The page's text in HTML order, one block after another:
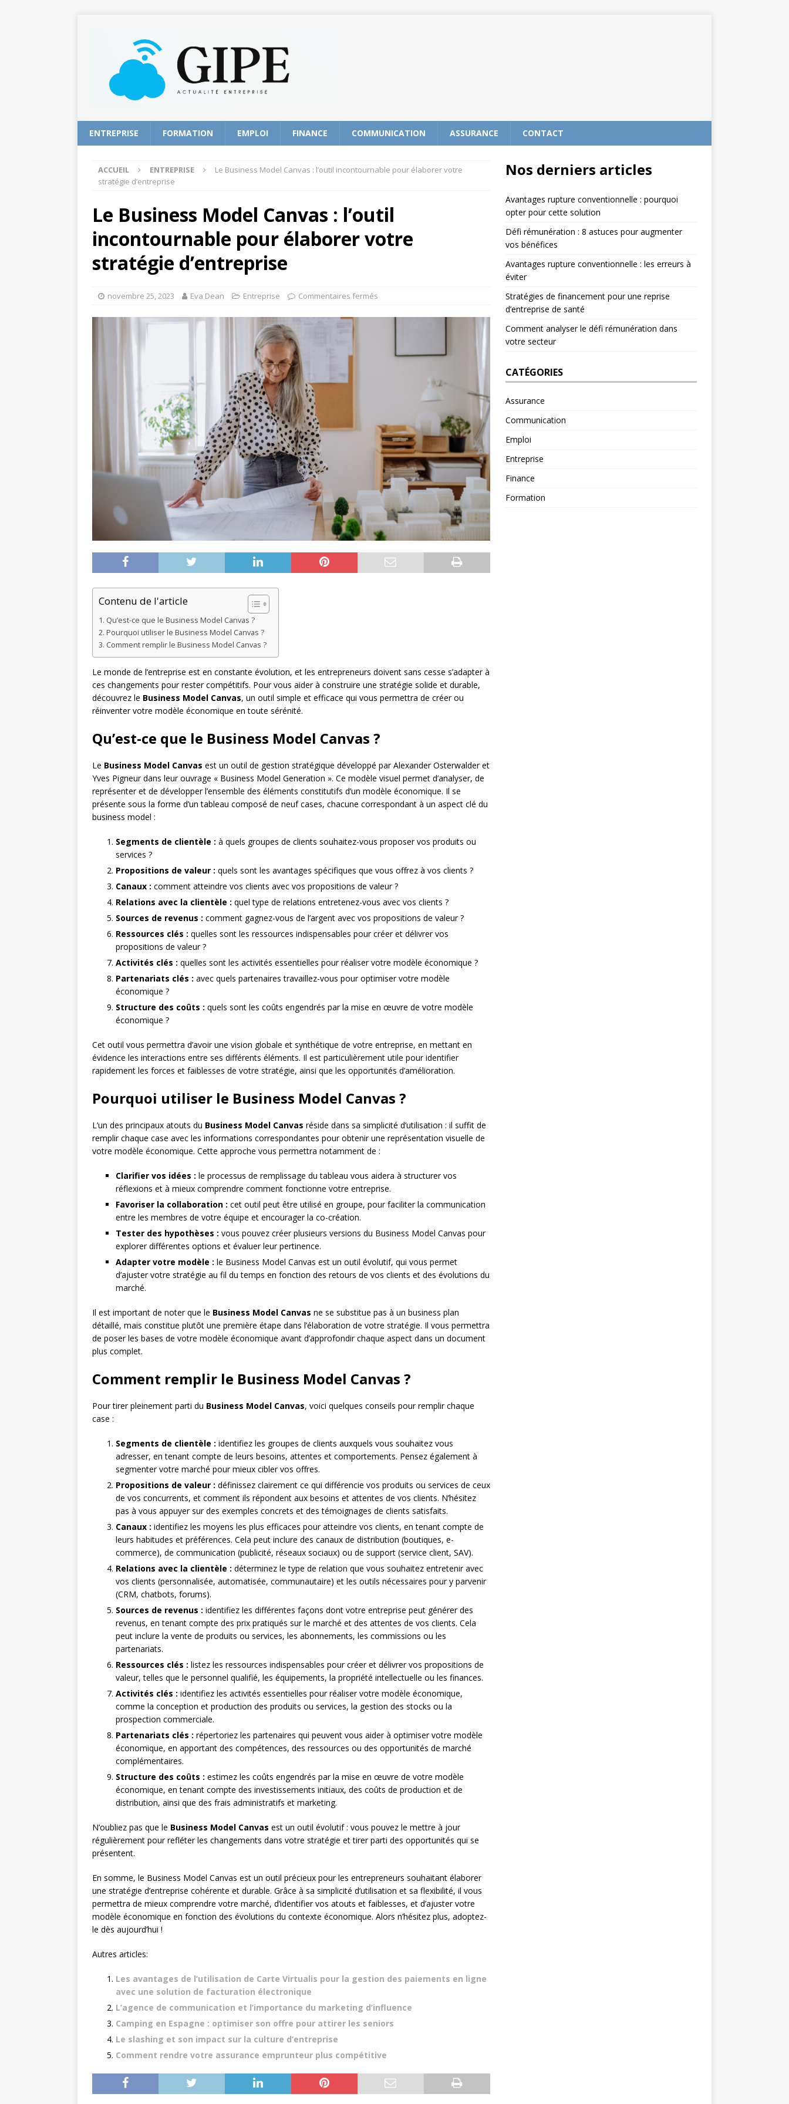
ENTREPRISE FORMATION EMPLOI FINANCE COMMUNICATION ASSURANCE CONTACT
ACCUEIL ENTREPRISE
Le Business Model Canvas : l’outil incontournable pour élaborer votre
stratégie d’entreprise
Le Business Model Canvas : l’outil
incontournable pour élaborer votre
stratégie d’entreprise
novembre 25, 2023 Eva Dean Entreprise Commentaires fermés
Contenu de l'article
Qu’est-ce que le Business Model Canvas ?
Pourquoi utiliser le Business Model Canvas ?
Comment remplir le Business Model Canvas ?
Le monde de l’entreprise est en constante évolution, et les entrepreneurs doivent sans cesse s’adapter à
ces changements pour rester compétitifs. Pour vous aider à construire une stratégie solide et durable,
découvrez le Business Model Canvas, un outil simple et efficace qui vous permettra de créer ou
réinventer votre modèle économique en toute sérénité.
Qu’est-ce que le Business Model Canvas ?
Le Business Model Canvas est un outil de gestion stratégique développé par Alexander Osterwalder et
Yves Pigneur dans leur ouvrage « Business Model Generation ». Ce modèle visuel permet d’analyser, de
représenter et de développer l’ensemble des éléments constitutifs d’un modèle économique. Il se
présente sous la forme d’un tableau composé de neuf cases, chacune correspondant à un aspect clé du
business model :
Segments de clientèle : à quels groupes de clients souhaitez-vous proposer vos produits ou
services ?
Propositions de valeur : quels sont les avantages spécifiques que vous offrez à vos clients ?
Canaux : comment atteindre vos clients avec vos propositions de valeur ?
Relations avec la clientèle : quel type de relations entretenez-vous avec vos clients ?
Sources de revenus : comment gagnez-vous de l’argent avec vos propositions de valeur ?
Ressources clés : quelles sont les ressources indispensables pour créer et délivrer vos
propositions de valeur ?
Activités clés : quelles sont les activités essentielles pour réaliser votre modèle économique ?
Partenariats clés : avec quels partenaires travaillez-vous pour optimiser votre modèle
économique ?
Structure des coûts : quels sont les coûts engendrés par la mise en œuvre de votre modèle
économique ?
Cet outil vous permettra d’avoir une vision globale et synthétique de votre entreprise, en mettant en
évidence les interactions entre ses différents éléments. Il est particulièrement utile pour identifier
rapidement les forces et faiblesses de votre stratégie, ainsi que les opportunités d’amélioration.
Pourquoi utiliser le Business Model Canvas ?
L’un des principaux atouts du Business Model Canvas réside dans sa simplicité d’utilisation : il suffit de
remplir chaque case avec les informations correspondantes pour obtenir une représentation visuelle de
votre modèle économique. Cette approche vous permettra notamment de :
Clarifier vos idées : le processus de remplissage du tableau vous aidera à structurer vos
réflexions et à mieux comprendre comment fonctionne votre entreprise.
Favoriser la collaboration : cet outil peut être utilisé en groupe, pour faciliter la communication
entre les membres de votre équipe et encourager la co-création.
Tester des hypothèses : vous pouvez créer plusieurs versions du Business Model Canvas pour
explorer différentes options et évaluer leur pertinence.
Adapter votre modèle : le Business Model Canvas est un outil évolutif, qui vous permet
d’ajuster votre stratégie au fil du temps en fonction des retours de vos clients et des évolutions du
marché.
Il est important de noter que le Business Model Canvas ne se substitue pas à un business plan
détaillé, mais constitue plutôt une première étape dans l’élaboration de votre stratégie. Il vous permettra
de poser les bases de votre modèle économique avant d’approfondir chaque aspect dans un document
plus complet.
Comment remplir le Business Model Canvas ?
Pour tirer pleinement parti du Business Model Canvas, voici quelques conseils pour remplir chaque
case :
Segments de clientèle : identifiez les groupes de clients auxquels vous souhaitez vous
adresser, en tenant compte de leurs besoins, attentes et comportements. Pensez également à
segmenter votre marché pour mieux cibler vos offres.
Propositions de valeur : définissez clairement ce qui différencie vos produits ou services de ceux
de vos concurrents, et comment ils répondent aux besoins et attentes de vos clients. N’hésitez
pas à vous appuyer sur des exemples concrets et des témoignages de clients satisfaits.
Canaux : identifiez les moyens les plus efficaces pour atteindre vos clients, en tenant compte de
leurs habitudes et préférences. Cela peut inclure des canaux de distribution (boutiques, e-
commerce), de communication (publicité, réseaux sociaux) ou de support (service client, SAV).
Relations avec la clientèle : déterminez le type de relation que vous souhaitez entretenir avec
vos clients (personnalisée, automatisée, communautaire) et les outils nécessaires pour y parvenir
(CRM, chatbots, forums).
Sources de revenus : identifiez les différentes façons dont votre entreprise peut générer des
revenus, en tenant compte des prix pratiqués sur le marché et des attentes de vos clients. Cela
peut inclure la vente de produits ou services, les abonnements, les commissions ou les
partenariats.
Ressources clés : listez les ressources indispensables pour créer et délivrer vos propositions de
valeur, telles que le personnel qualifié, les équipements, la propriété intellectuelle ou les finances.
Activités clés : identifiez les activités essentielles pour réaliser votre modèle économique,
comme la conception et production des produits ou services, la gestion des stocks ou la
prospection commerciale.
Partenariats clés : répertoriez les partenaires qui peuvent vous aider à optimiser votre modèle
économique, en apportant des compétences, des ressources ou des opportunités de marché
complémentaires.
Structure des coûts : estimez les coûts engendrés par la mise en œuvre de votre modèle
économique, en tenant compte des investissements initiaux, des coûts de production et de
distribution, ainsi que des frais administratifs et marketing.
N’oubliez pas que le Business Model Canvas est un outil évolutif : vous pouvez le mettre à jour
régulièrement pour refléter les changements dans votre stratégie et tirer parti des opportunités qui se
présentent.
En somme, le Business Model Canvas est un outil précieux pour les entrepreneurs souhaitant élaborer
une stratégie d’entreprise cohérente et durable. Grâce à sa simplicité d’utilisation et sa flexibilité, il vous
permettra de mieux comprendre votre marché, d’identifier vos atouts et faiblesses, et d’ajuster votre
modèle économique en fonction des évolutions du contexte économique. Alors n’hésitez plus, adoptez-
le dès aujourd’hui !
Autres articles:
Les avantages de l’utilisation de Carte Virtualis pour la gestion des paiements en ligne
avec une solution de facturation électronique
L’agence de communication et l’importance du marketing d’influence
Camping en Espagne : optimiser son offre pour attirer les seniors
Le slashing et son impact sur la culture d’entreprise
Comment rendre votre assurance emprunteur plus compétitive
Nos derniers articles
Avantages rupture conventionnelle : pourquoi
opter pour cette solution
Défi rémunération : 8 astuces pour augmenter
vos bénéfices
Avantages rupture conventionnelle : les erreurs à
éviter
Stratégies de financement pour une reprise
d’entreprise de santé
Comment analyser le défi rémunération dans
votre secteur
CATÉGORIES
Assurance
Communication
Emploi
Entreprise
Finance
Formation